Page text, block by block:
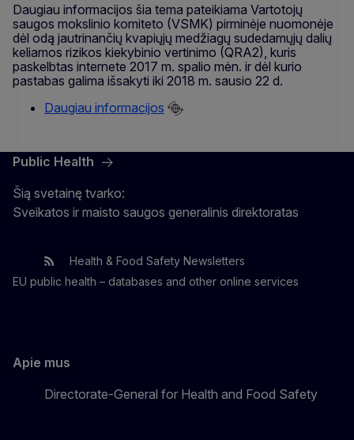
Daugiau informacijos šia tema pateikiama Vartotojų
saugos mokslinio komiteto (VSMK) pirminėje nuomonėje
dėl odą jautrinančių kvapiųjų medžiagų sudedamųjų dalių
keliamos rizikos kiekybinio vertinimo (QRA2), kuris
paskelbtas internete 2017 m. spalio mėn. ir dėl kurio
pastabas galima išsakyti iki 2018 m. sausio 22 d.
Daugiau informacijos
Public Health
Šią svetainę tvarko:
Sveikatos ir maisto saugos generalinis direktoratas
EU One Health
Latest updates
Health & Food Safety Newsletters
EU public health – databases and other online services
Apie mus
Directorate-General for Health and Food Safety